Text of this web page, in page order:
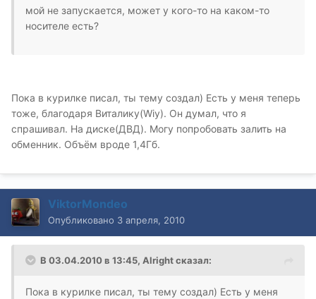
мой не запускается, может у кого-то на каком-то
носителе есть?
Пока в курилке писал, ты тему создал) Есть у меня теперь
тоже, благодаря Виталику(Wiy). Он думал, что я
спрашивал. На диске(ДВД). Могу попробовать залить на
обменник. Объём вроде 1,4Гб.
ViktorMondeo
Опубликовано 3 апреля, 2010
В 03.04.2010 в 13:45, Alright сказал:
Пока в курилке писал, ты тему создал) Есть у меня